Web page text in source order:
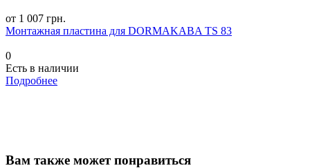
от 1 007 грн.
Монтажная пластина для DORMAKABA TS 83
0
Есть в наличии
Подробнее
Вам также может понравиться